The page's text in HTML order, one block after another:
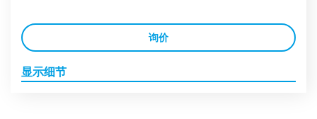
询价
显示细节